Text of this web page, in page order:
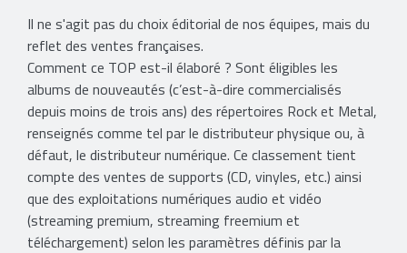
Il ne s'agit pas du choix éditorial de nos équipes, mais du
reflet des ventes françaises.
Comment ce TOP est-il élaboré ? Sont éligibles les
albums de nouveautés (c’est-à-dire commercialisés
depuis moins de trois ans) des répertoires Rock et Metal,
renseignés comme tel par le distributeur physique ou, à
défaut, le distributeur numérique. Ce classement tient
compte des ventes de supports (CD, vinyles, etc.) ainsi
que des exploitations numériques audio et vidéo
(streaming premium, streaming freemium et
téléchargement) selon les paramètres définis par la